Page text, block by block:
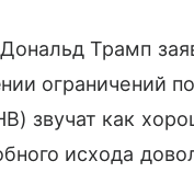
Трамп
ограничений
звучат как
исхода